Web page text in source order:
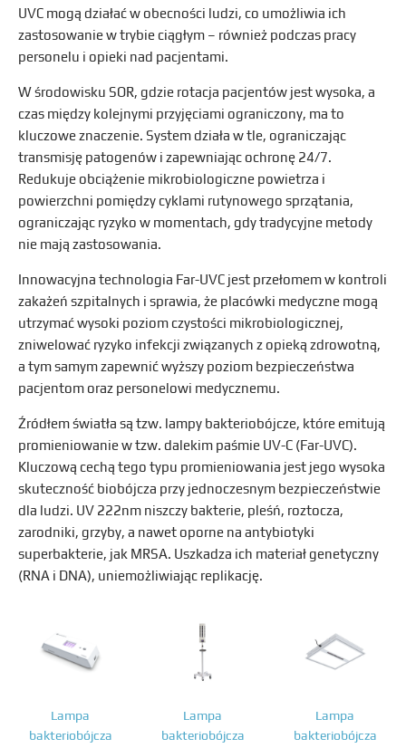
UVC mogą działać w obecności ludzi, co umożliwia ich
zastosowanie w trybie ciągłym – również podczas pracy
personelu i opieki nad pacjentami.
W środowisku SOR, gdzie rotacja pacjentów jest wysoka, a
czas między kolejnymi przyjęciami ograniczony, ma to
kluczowe znaczenie. System działa w tle, ograniczając
transmisję patogenów i zapewniając ochronę 24/7.
Redukuje obciążenie mikrobiologiczne powietrza i
powierzchni pomiędzy cyklami rutynowego sprzątania,
ograniczając ryzyko w momentach, gdy tradycyjne metody
nie mają zastosowania.
Innowacyjna technologia Far-UVC jest przełomem w kontroli
zakażeń szpitalnych i sprawia, że placówki medyczne mogą
utrzymać wysoki poziom czystości mikrobiologicznej,
zniwelować ryzyko infekcji związanych z opieką zdrowotną,
a tym samym zapewnić wyższy poziom bezpieczeństwa
pacjentom oraz personelowi medycznemu.
Źródłem światła są tzw. lampy bakteriobójcze, które emitują
promieniowanie w tzw. dalekim paśmie UV-C (Far-UVC).
Kluczową cechą tego typu promieniowania jest jego wysoka
skuteczność biobójcza przy jednoczesnym bezpieczeństwie
dla ludzi. UV 222nm niszczy bakterie, pleśń, roztocza,
zarodniki, grzyby, a nawet oporne na antybiotyki
superbakterie, jak MRSA. Uszkadza ich materiał genetyczny
(RNA i DNA), uniemożliwiając replikację.
Lampa
bakteriobójcza
Lampa
bakteriobójcza
Lampa
bakteriobójcza